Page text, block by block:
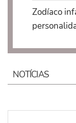
Zodíaco
NOTÍCIAS